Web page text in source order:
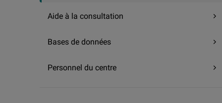
Aide à la consultation
Bases de données
Personnel du centre